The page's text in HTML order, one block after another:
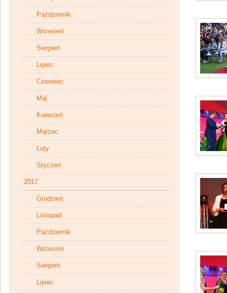
Październik
Wrzesień
Sierpień
Lipiec
Czerwiec
Maj
Kwiecień
Marzec
Luty
Styczeń
2017
Grudzień
Listopad
Październik
Wrzesień
Sierpień
Lipiec